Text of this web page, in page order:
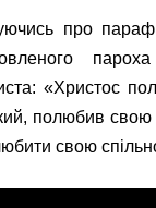
про
«Христос
полюбив свою
свою